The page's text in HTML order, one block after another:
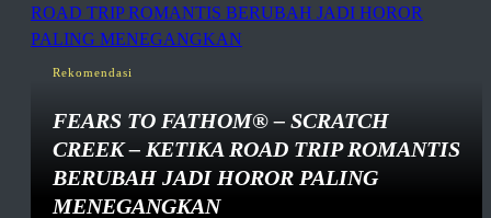
Rekomendasi
FEARS TO FATHOM® – SCRATCH
CREEK – KETIKA ROAD TRIP ROMANTIS
BERUBAH JADI HOROR PALING
MENEGANGKAN